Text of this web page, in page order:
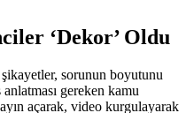
‘Dekor’ Oldu
sorunun boyutunu
gereken kamu
açarak, video kurgulayarak